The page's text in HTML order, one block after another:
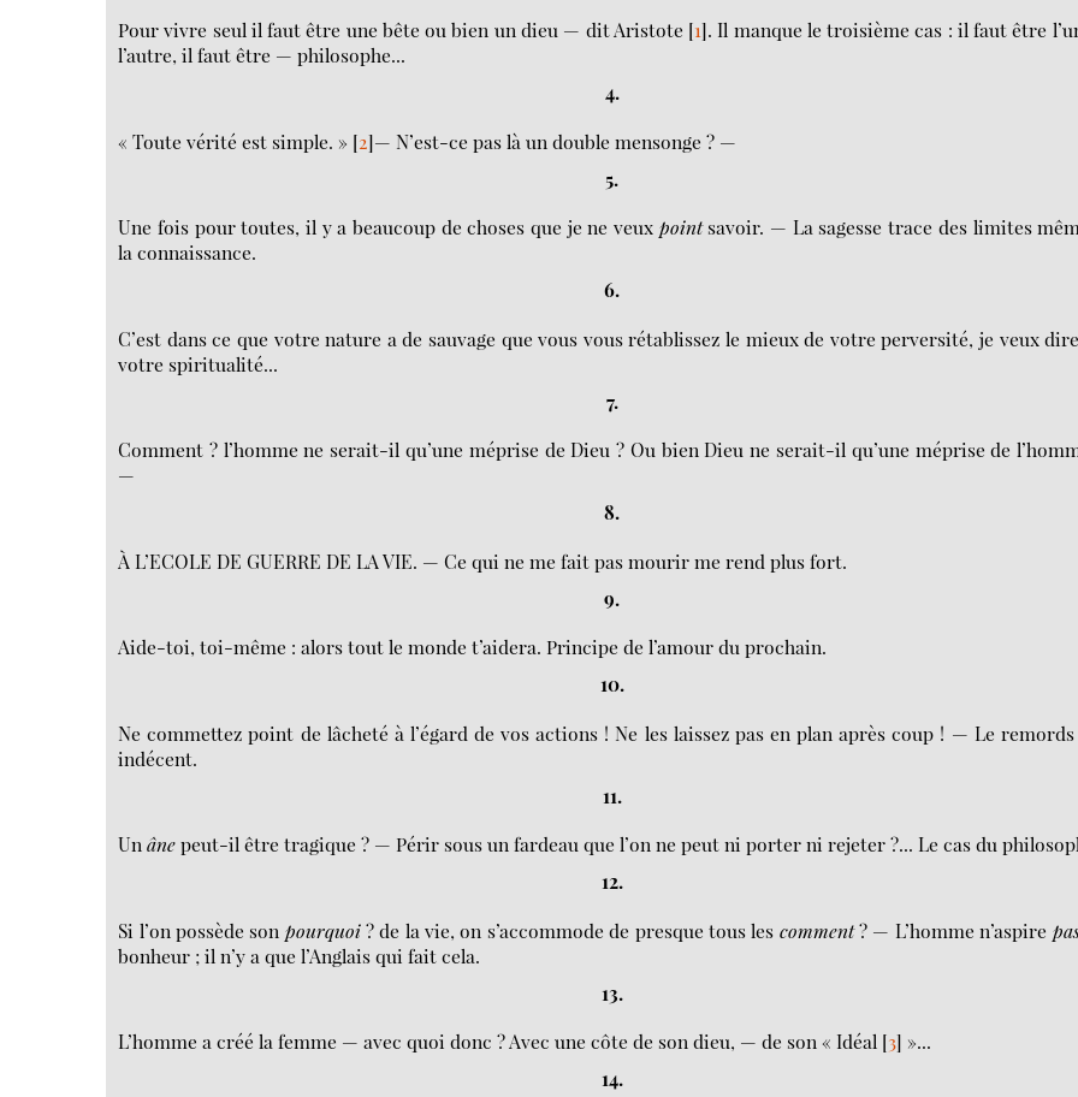
Pour vivre seul il faut être une bête ou bien un dieu — dit Aristote [1]. Il manque le troisième cas : il faut être
l’autre, il faut être — philosophe...
4.
« Toute vérité est simple. » [2]— N’est-ce pas là un double mensonge ? —
5.
Une fois pour toutes, il y a beaucoup de choses que je ne veux pointsavoir. — La sagesse trace des limites
la connaissance.
6.
C’est dans ce que votre nature a de sauvage que vous vous rétablissez le mieux de votre perversité, je veux
votre spiritualité...
7.
Comment ? l’homme ne serait-il qu’une méprise de Dieu ? Ou bien Dieu ne serait-il qu’une méprise de
—
8.
À L’ECOLE DE GUERRE DE LA VIE. — Ce qui ne me fait pas mourir me rend plus fort.
9.
Aide-toi, toi-même : alors tout le monde t’aidera. Principe de l’amour du prochain.
10.
Ne commettez point de lâcheté à l’égard de vos actions ! Ne les laissez pas en plan après coup ! — Le
indécent.
11.
Unânepeut-il être tragique ? — Périr sous un fardeau que l’on ne peut ni porter ni rejeter ?... Le cas du
12.
Si l’on possède son pourquoi? de la vie, on s’accommode de presque tous les comment? — L’homme n’aspire
bonheur ; il n’y a que l’Anglais qui fait cela.
13.
L’homme a créé la femme — avec quoi donc ? Avec une côte de son dieu, — de son « Idéal [3] »...
14.